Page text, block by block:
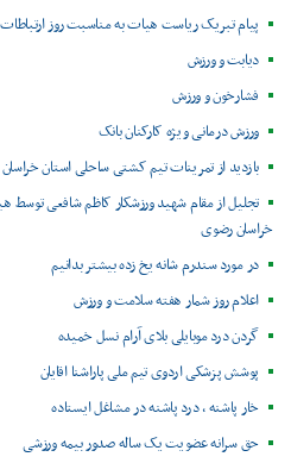
پیام تبریک ریاست هیات به مناسبت روز
دیابت و ورزش
فشارخون و ورزش
ورزش درمانی ویژه کارکنان بانک
بازدید از تمرینات تیم کشتی ساحلی استان
تجلیل از مقام شهید ورزشکار کاظم شافعی
خراسان رضوی
در مورد سندرم شانه یخ زده بیشتر بدانیم
اعلام روز شمار هفته سلامت و ورزش
گردن درد موبایلی بلای آرام نسل خمیده
پوشش پزشکی اردوی تیم ملی پاراشنا اقایان
خار پاشنه ، درد پاشنه در مشاغل ایستاده
حق سرانه عضویت یک ساله صدور بیمه ورزشی